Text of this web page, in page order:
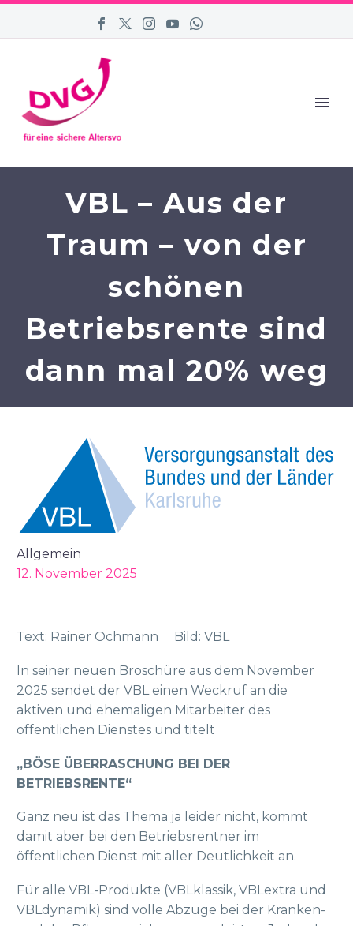
VBL – Aus der
Traum – von der
schönen
Betriebsrente sind
dann mal 20% weg
Allgemein
12. November 2025
Text: Rainer Ochmann Bild: VBL
In seiner neuen Broschüre aus dem November
2025 sendet der VBL einen Weckruf an die
aktiven und ehemaligen Mitarbeiter des
öffentlichen Dienstes und titelt
„BÖSE ÜBERRASCHUNG BEI DER
BETRIEBSRENTE“
Ganz neu ist das Thema ja leider nicht, kommt
damit aber bei den Betriebsrentner im
öffentlichen Dienst mit aller Deutlichkeit an.
Für alle VBL-Produkte (VBLklassik, VBLextra und
VBLdynamik) sind volle Abzüge bei der Kranken-